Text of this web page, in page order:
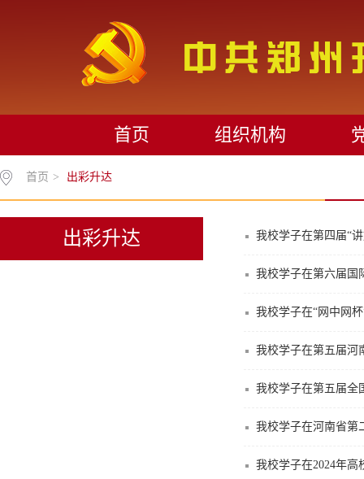
首页 组织机构
首页 > 出彩升达
出彩升达 我校学子在第四届“
我校学子在第六届国
我校学子在“网中网
我校学子在第五届河
我校学子在第五届全
我校学子在河南省第
我校学子在2024年